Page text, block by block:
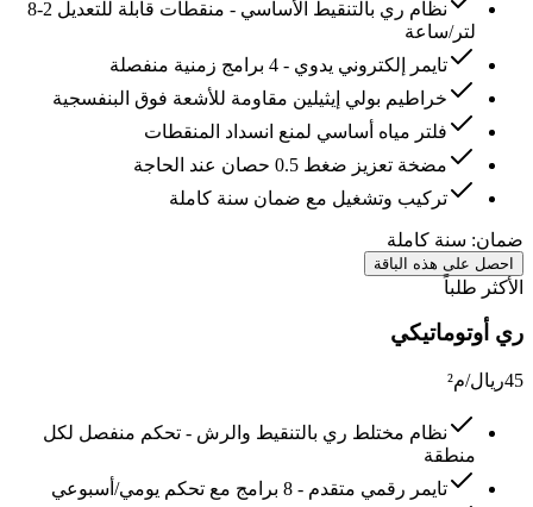
نظام ري بالتنقيط الأساسي - منقطات قابلة للتعديل 2-8
لتر/ساعة
تايمر إلكتروني يدوي - 4 برامج زمنية منفصلة
خراطيم بولي إيثيلين مقاومة للأشعة فوق البنفسجية
فلتر مياه أساسي لمنع انسداد المنقطات
مضخة تعزيز ضغط 0.5 حصان عند الحاجة
تركيب وتشغيل مع ضمان سنة كاملة
ضمان: سنة كاملة
احصل على هذه الباقة
الأكثر طلباً
ري أوتوماتيكي
45ريال/م²
نظام مختلط ري بالتنقيط والرش - تحكم منفصل لكل
منطقة
تايمر رقمي متقدم - 8 برامج مع تحكم يومي/أسبوعي